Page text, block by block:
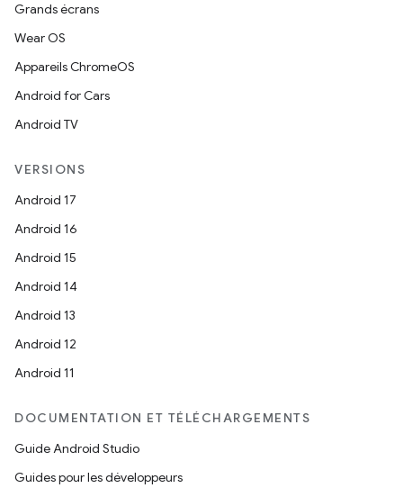
Grands écrans
Wear OS
Appareils ChromeOS
Android for Cars
Android TV
VERSIONS
Android 17
Android 16
Android 15
Android 14
Android 13
Android 12
Android 11
DOCUMENTATION ET TÉLÉCHARGEMENTS
Guide Android Studio
Guides pour les développeurs